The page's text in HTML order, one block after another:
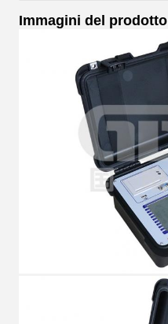
Immagini del prodotto